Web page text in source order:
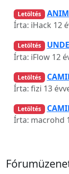
Letöltés
Írta: iHack 12
Letöltés
Írta: iFlow 12
Letöltés
Írta: fizi 13
Letöltés
Írta: macrohd